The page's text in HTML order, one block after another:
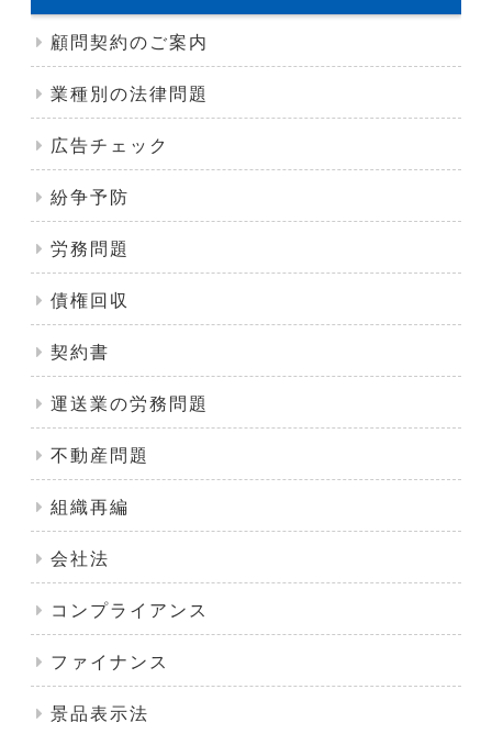
顧問契約のご案内
業種別の法律問題
広告チェック
紛争予防
労務問題
債権回収
契約書
運送業の労務問題
不動産問題
組織再編
会社法
コンプライアンス
ファイナンス
景品表示法